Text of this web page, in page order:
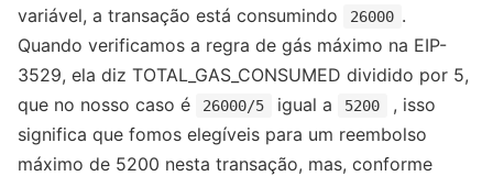
variável, a transação está consumindo
26000 .
Quando verificamos a regra de gás máximo na EIP-
3529, ela diz TOTAL_GAS_CONSUMED dividido por 5,
que no nosso caso é
26000/5 igual a 5200
, isso
significa que fomos elegíveis para um reembolso
máximo de 5200 nesta transação, mas, conforme